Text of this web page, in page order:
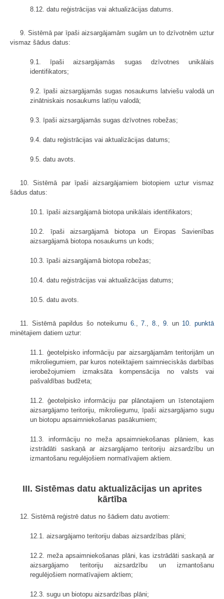
8.12. datu reģistrācijas vai aktualizācijas datums.
9. Sistēmā par īpaši aizsargājamām sugām un to dzīvotnēm uztur
vismaz šādus datus:
9.1. īpaši aizsargājamās sugas dzīvotnes unikālais
identifikators;
9.2. īpaši aizsargājamās sugas nosaukums latviešu valodā un
zinātniskais nosaukums latīņu valodā;
9.3. īpaši aizsargājamās sugas dzīvotnes robežas;
9.4. datu reģistrācijas vai aktualizācijas datums;
9.5. datu avots.
10. Sistēmā par īpaši aizsargājamiem biotopiem uztur vismaz
šādus datus:
10.1. īpaši aizsargājamā biotopa unikālais identifikators;
10.2. īpaši aizsargājamā biotopa un Eiropas Savienības
aizsargājamā biotopa nosaukums un kods;
10.3. īpaši aizsargājamā biotopa robežas;
10.4. datu reģistrācijas vai aktualizācijas datums;
10.5. datu avots.
11. Sistēmā papildus šo noteikumu 6.,7.,8., 9. un 10. punktā
minētajiem datiem uztur:
11.1. ģeotelpisko informāciju par aizsargājamām teritorijām un
mikroliegumiem, par kuros noteiktajiem saimnieciskās darbības
ierobežojumiem izmaksāta kompensācija no valsts vai
pašvaldības budžeta;
11.2. ģeotelpisko informāciju par plānotajiem un īstenotajiem
aizsargājamo teritoriju, mikroliegumu, īpaši aizsargājamo sugu
un biotopu apsaimniekošanas pasākumiem;
11.3. informāciju no meža apsaimniekošanas plāniem, kas
izstrādāti saskaņā ar aizsargājamo teritoriju aizsardzību un
izmantošanu regulējošiem normatīvajiem aktiem.
III. Sistēmas datu aktualizācijas un aprites
kārtība
12. Sistēmā reģistrē datus no šādiem datu avotiem:
12.1. aizsargājamo teritoriju dabas aizsardzības plāni;
12.2. meža apsaimniekošanas plāni, kas izstrādāti saskaņā ar
aizsargājamo teritoriju aizsardzību un izmantošanu
regulējošiem normatīvajiem aktiem;
12.3. sugu un biotopu aizsardzības plāni;